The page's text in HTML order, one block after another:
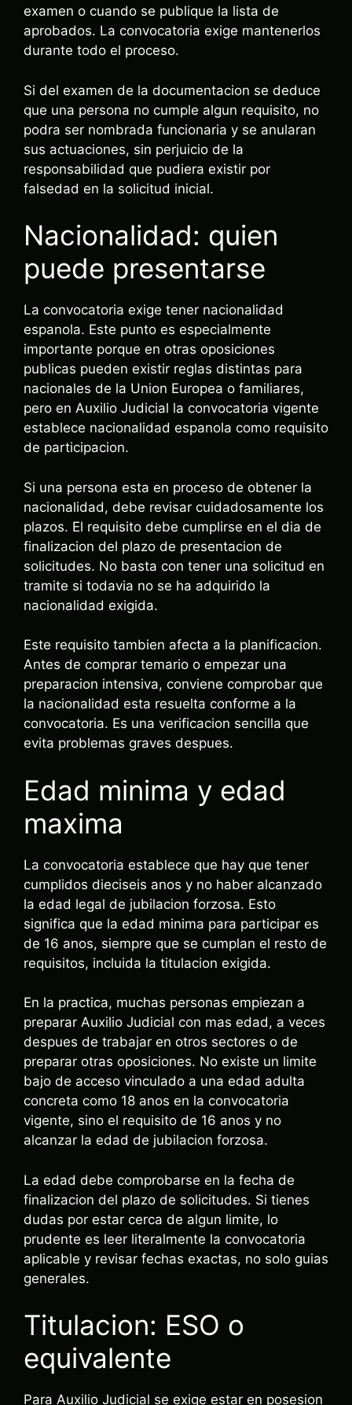
examen o cuando se publique la lista de
aprobados. La convocatoria exige mantenerlos
durante todo el proceso.
Si del examen de la documentacion se deduce
que una persona no cumple algun requisito, no
podra ser nombrada funcionaria y se anularan
sus actuaciones, sin perjuicio de la
responsabilidad que pudiera existir por
falsedad en la solicitud inicial.
Nacionalidad: quien
puede presentarse
La convocatoria exige tener nacionalidad
espanola. Este punto es especialmente
importante porque en otras oposiciones
publicas pueden existir reglas distintas para
nacionales de la Union Europea o familiares,
pero en Auxilio Judicial la convocatoria vigente
establece nacionalidad espanola como requisito
de participacion.
Si una persona esta en proceso de obtener la
nacionalidad, debe revisar cuidadosamente los
plazos. El requisito debe cumplirse en el dia de
finalizacion del plazo de presentacion de
solicitudes. No basta con tener una solicitud en
tramite si todavia no se ha adquirido la
nacionalidad exigida.
Este requisito tambien afecta a la planificacion.
Antes de comprar temario o empezar una
preparacion intensiva, conviene comprobar que
la nacionalidad esta resuelta conforme a la
convocatoria. Es una verificacion sencilla que
evita problemas graves despues.
Edad minima y edad
maxima
La convocatoria establece que hay que tener
cumplidos dieciseis anos y no haber alcanzado
la edad legal de jubilacion forzosa. Esto
significa que la edad minima para participar es
de 16 anos, siempre que se cumplan el resto de
requisitos, incluida la titulacion exigida.
En la practica, muchas personas empiezan a
preparar Auxilio Judicial con mas edad, a veces
despues de trabajar en otros sectores o de
preparar otras oposiciones. No existe un limite
bajo de acceso vinculado a una edad adulta
concreta como 18 anos en la convocatoria
vigente, sino el requisito de 16 anos y no
alcanzar la edad de jubilacion forzosa.
La edad debe comprobarse en la fecha de
finalizacion del plazo de solicitudes. Si tienes
dudas por estar cerca de algun limite, lo
prudente es leer literalmente la convocatoria
aplicable y revisar fechas exactas, no solo guias
generales.
Titulacion: ESO o
equivalente
Para Auxilio Judicial se exige estar en posesion